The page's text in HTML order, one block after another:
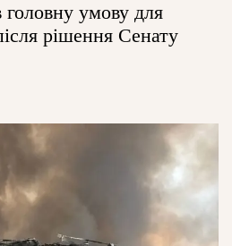
головну умову для
рішення Сенату